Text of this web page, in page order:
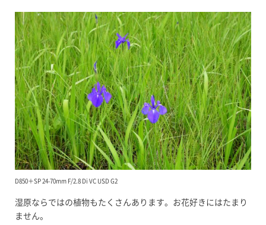
D850＋SP 24-70mm F/2.8 Di VC USD G2
湿原ならではの植物もたくさんあります。お花好きにはたまり
ません。